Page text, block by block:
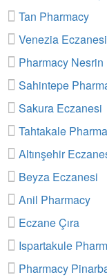
Tan Pharmacy
Venezia Eczanesi
Pharmacy Nesrin
Sahintepe
Sakura Eczanesi
Tahtakale
Altınşehir
Beyza Eczanesi
Anil Pharmacy
Eczane Çıra
Ispartakule
Pharmacy